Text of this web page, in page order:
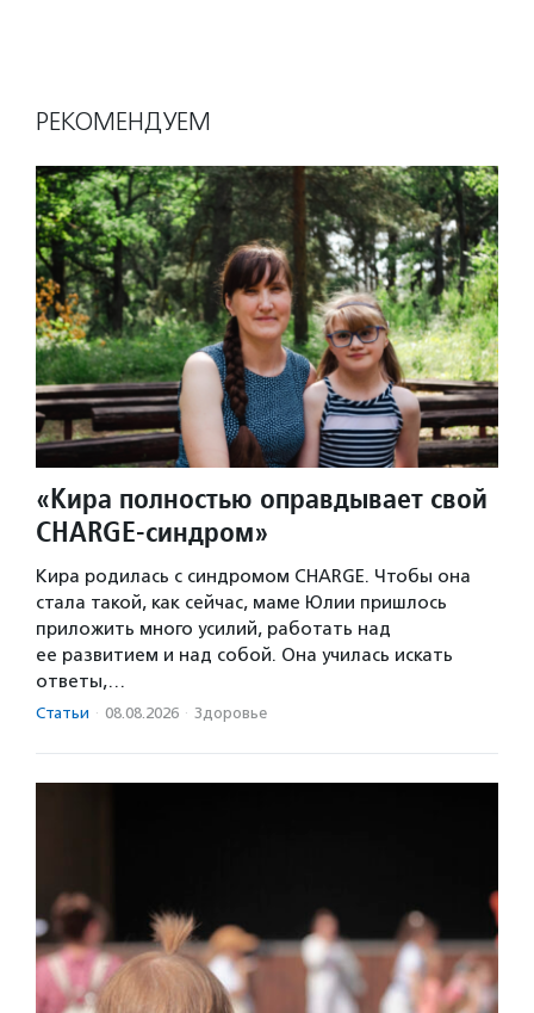
РЕКОМЕНДУЕМ
«Кира полностью оправдывает свой
CHARGE-синдром»
Кира родилась с синдромом CHARGE. Чтобы она
стала такой, как сейчас, маме Юлии пришлось
приложить много усилий, работать над
ее развитием и над собой. Она училась искать
ответы,…
Статьи · 08.08.2026 · Здоровье